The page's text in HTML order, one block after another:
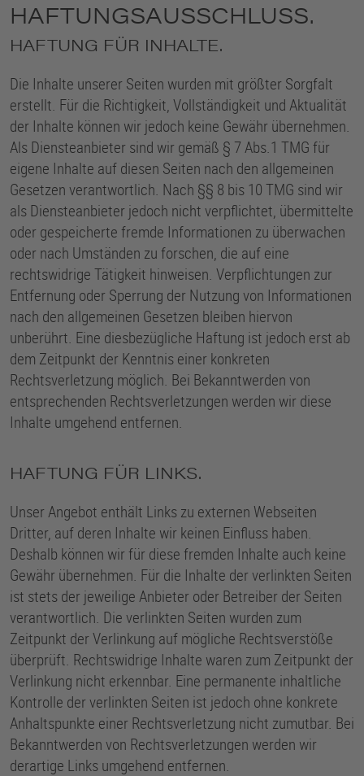
HAFTUNGSAUSSCHLUSS.
HAFTUNG FÜR INHALTE.
Die Inhalte unserer Seiten wurden mit größter Sorgfalt
erstellt. Für die Richtigkeit, Vollständigkeit und Aktualität
der Inhalte können wir jedoch keine Gewähr übernehmen.
Als Diensteanbieter sind wir gemäß § 7 Abs.1 TMG für
eigene Inhalte auf diesen Seiten nach den allgemeinen
Gesetzen verantwortlich. Nach §§ 8 bis 10 TMG sind wir
als Diensteanbieter jedoch nicht verpflichtet, übermittelte
oder gespeicherte fremde Informationen zu überwachen
oder nach Umständen zu forschen, die auf eine
rechtswidrige Tätigkeit hinweisen. Verpflichtungen zur
Entfernung oder Sperrung der Nutzung von Informationen
nach den allgemeinen Gesetzen bleiben hiervon
unberührt. Eine diesbezügliche Haftung ist jedoch erst ab
dem Zeitpunkt der Kenntnis einer konkreten
Rechtsverletzung möglich. Bei Bekanntwerden von
entsprechenden Rechtsverletzungen werden wir diese
Inhalte umgehend entfernen.
HAFTUNG FÜR LINKS.
Unser Angebot enthält Links zu externen Webseiten
Dritter, auf deren Inhalte wir keinen Einfluss haben.
Deshalb können wir für diese fremden Inhalte auch keine
Gewähr übernehmen. Für die Inhalte der verlinkten Seiten
ist stets der jeweilige Anbieter oder Betreiber der Seiten
verantwortlich. Die verlinkten Seiten wurden zum
Zeitpunkt der Verlinkung auf mögliche Rechtsverstöße
überprüft. Rechtswidrige Inhalte waren zum Zeitpunkt der
Verlinkung nicht erkennbar. Eine permanente inhaltliche
Kontrolle der verlinkten Seiten ist jedoch ohne konkrete
Anhaltspunkte einer Rechtsverletzung nicht zumutbar. Bei
Bekanntwerden von Rechtsverletzungen werden wir
derartige Links umgehend entfernen.